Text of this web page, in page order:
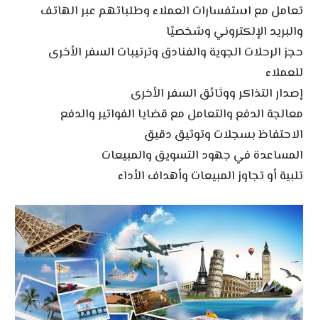
تعامل مع استفسارات العملاء وطلباتهم عبر الهاتف
والبريد الإلكتروني وشخصيًا
حجز الرحلات الجوية والفنادق وترتيبات السفر الأخرى
للعملاء
إصدار التذاكر ووثائق السفر الأخرى
معالجة الدفع والتعامل مع قضايا الفواتير والدفع
الاحتفاظ بسجلات وتوثيق دقيق
المساعدة في جهود التسويق والمبيعات
تلبية أو تجاوز المبيعات وأهداف الأداء